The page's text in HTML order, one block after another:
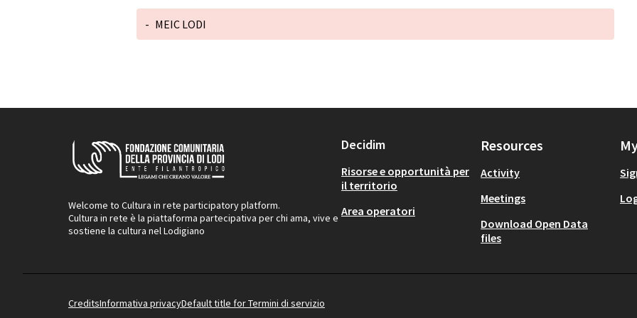
- MEIC LODI
Welcome to Cultura in rete participatory platform.
Cultura in rete è la piattaforma partecipativa per chi ama, vive e
sostiene la cultura nel Lodigiano
Decidim
Risorse e opportunità per
il territorio
Area operatori
Resources
Activity
Meetings
Download Open Data
files
CreditsInformativa privacyDefault title for Termini di servizio